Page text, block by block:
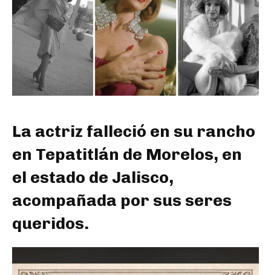
La actriz falleció en su rancho
en Tepatitlán de Morelos, en
el estado de Jalisco,
acompañada por sus seres
queridos.